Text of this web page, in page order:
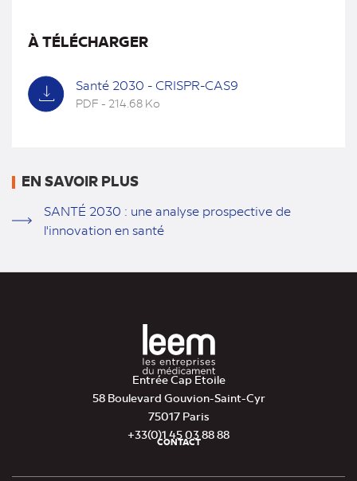
À TÉLÉCHARGER
Santé 2030 - CRISPR-CAS9
PDF - 214.68 Ko
EN SAVOIR PLUS
SANTÉ 2030 : une analyse prospective de
l'innovation en santé
Entrée Cap Etoile
58 Boulevard Gouvion-Saint-Cyr
75017 Paris
+33(0)1 45 03 88 88
de
CONTACT